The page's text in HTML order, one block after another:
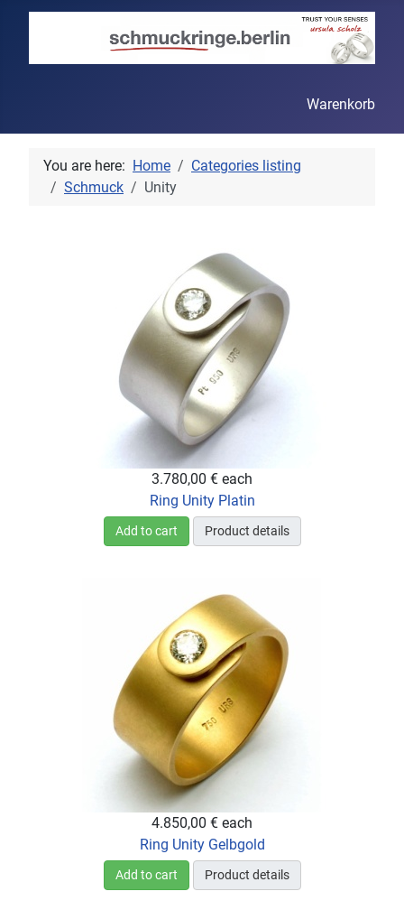
Warenkorb
You are here: Home
Categories listing
Schmuck
Unity
3.780,00 € each
Ring Unity Platin
Add to cart Product details
4.850,00 € each
Ring Unity Gelbgold
Add to cart Product details